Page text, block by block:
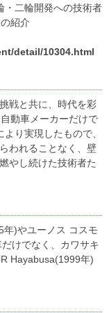
・二輪開発への技術者
紹介
detail/10304.html
戦と共に、時代を彩
動車メーカーだけで
り実現したもので、
われることなく、壁
やし続けた技術者た
年)やユーノス コスモ
けでなく、カワサキ
Hayabusa(1999年)